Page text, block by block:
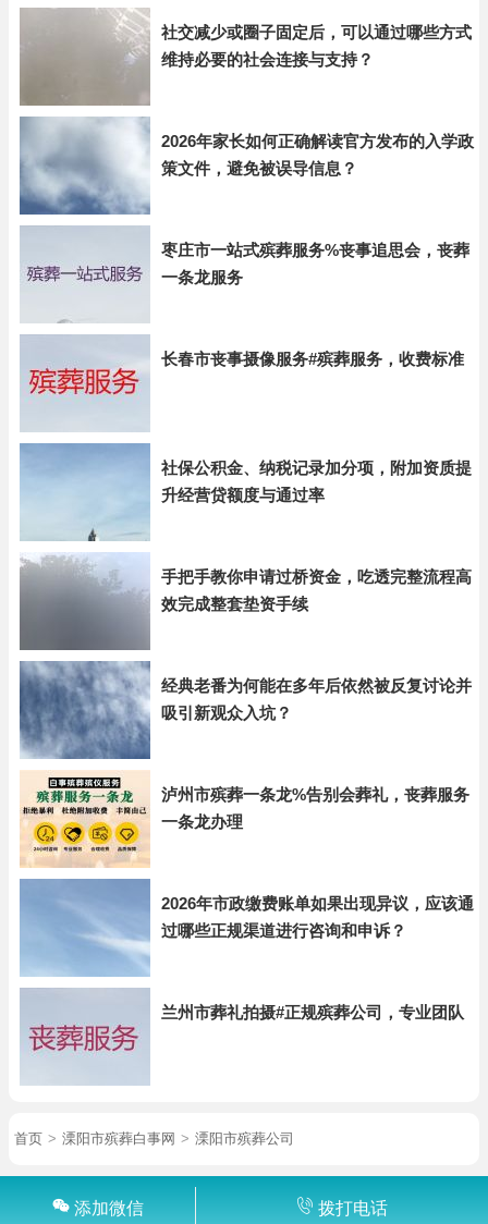
社交减少或圈子固定后，可以通过哪些方式
维持必要的社会连接与支持？
2026年家长如何正确解读官方发布的入学政
策文件，避免被误导信息？
枣庄市一站式殡葬服务%丧事追思会，丧葬
一条龙服务
长春市丧事摄像服务#殡葬服务，收费标准
社保公积金、纳税记录加分项，附加资质提
升经营贷额度与通过率
手把手教你申请过桥资金，吃透完整流程高
效完成整套垫资手续
经典老番为何能在多年后依然被反复讨论并
吸引新观众入坑？
泸州市殡葬一条龙%告别会葬礼，丧葬服务
一条龙办理
2026年市政缴费账单如果出现异议，应该通
过哪些正规渠道进行咨询和申诉？
兰州市葬礼拍摄#正规殡葬公司，专业团队
首页 > 溧阳市殡葬白事网 > 溧阳市殡葬公司
添加微信 拨打电话